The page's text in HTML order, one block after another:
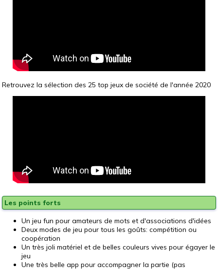
Retrouvez la sélection des 25 top jeux de société de l'année 2020
Les points forts
Un jeu fun pour amateurs de mots et d'associations d'idées
Deux modes de jeu pour tous les goûts: compétition ou
coopération
Un très joli matériel et de belles couleurs vives pour égayer le
jeu
Une très belle app pour accompagner la partie (pas